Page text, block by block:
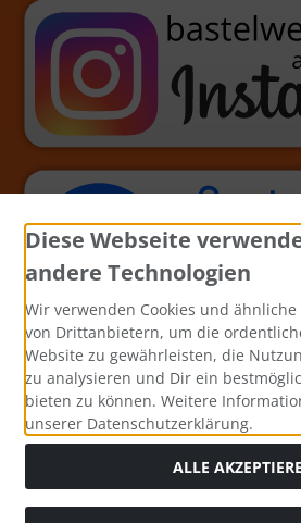
Diese Webseite
andere Technologien
Wir verwenden Cookies und
von Drittanbietern, um die
Website zu gewährleisten, die
zu analysieren und Dir ein
bieten zu können. Weitere
unserer Datenschutzerklärung.
ALLE